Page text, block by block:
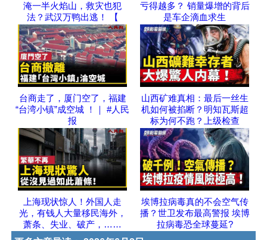
淹一半火焰山，救灾也犯
法？武汉万鸭出逃！ 【
亏得越多？ 销量爆增的背后
是车企滴血求生
台商走了，厦门空了，福建
“台湾小镇”成空城 ！｜ #人民
报
山西矿难真相：最后一丝生
机如何被掐断？明知瓦斯超
标为何不跑？上级检查
上海现状惊人！外国人走
光，有钱人大量移民海外，
萧条、失业、破产，……
埃博拉病毒真的不会空气传
播？世卫发布最高警报 埃博
拉病毒恐全球蔓延?